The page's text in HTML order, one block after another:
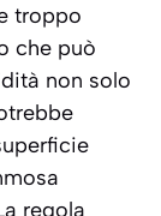
troppo
che può
non solo
regola